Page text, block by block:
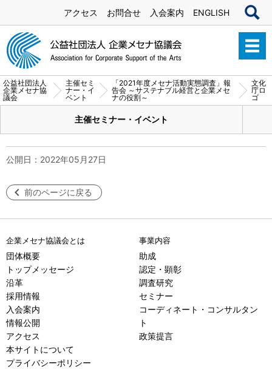
アクセス お問合せ 入会案内 ENGLISH
公益社団法人
企業メセナ協
議会
主催セミ
ナー・イ
ベント
「2021年度メセナ活動実態調査」報
告会 ～サステナブル経営と企業メセ
ナの役割～
文化
庁ロ
ゴ
主催セミナー・イベント
公開日：2022年05月27日
前のページに戻る
企業メセナ協議会とは
団体概要
トップメッセージ
沿革
採用情報
入会案内
情報公開
アクセス
本サイトについて
プライバシーポリシー
事業内容
助成
認定・顕彰
調査研究
セミナー
コーディネート・コンサルタン
ト
政策提言